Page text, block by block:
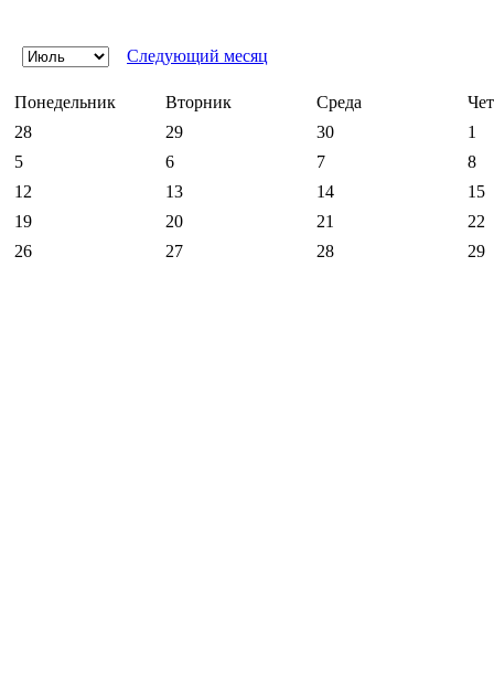
Следующий месяц
Понедельник Вторник Среда
28
29 30
1
5
6 7
8
12
13 14
15
19
20 21
22
26
27 28 29